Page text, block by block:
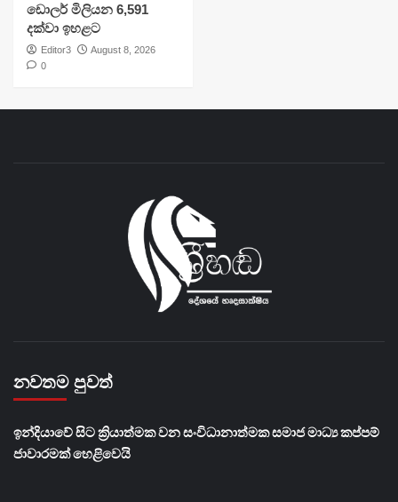
ඩොලර් මිලියන 6,591
දක්වා ඉහළට
Editor3
August 8, 2026
0
නවතම පුවත්
​ඉන්දියාවේ සිට ක්‍රියාත්මක වන සංවිධානාත්මක සමාජ මාධ්‍ය කප්පම්
ජාවාරමක් හෙළිවෙයි